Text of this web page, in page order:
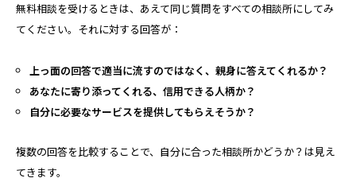
無料相談を受けるときは、あえて同じ質問をすべての相談所にしてみ
てください。それに対する回答が：
上っ面の回答で適当に流すのではなく、親身に答えてくれるか？
あなたに寄り添ってくれる、信用できる人柄か？
自分に必要なサービスを提供してもらえそうか？
複数の回答を比較することで、自分に合った相談所かどうか？は見え
てきます。